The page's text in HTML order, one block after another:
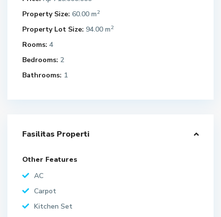
Property Size: 60.00 m2
Property Lot Size: 94.00 m2
Rooms: 4
Bedrooms: 2
Bathrooms: 1
Fasilitas Properti
Other Features
AC
Carpot
Kitchen Set